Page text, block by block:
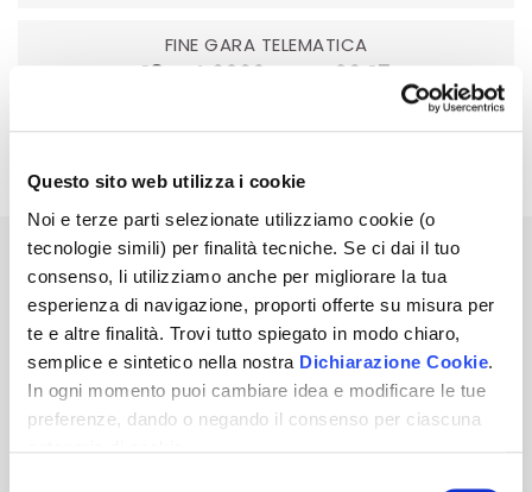
Questo sito web utilizza i cookie
Noi e terze parti selezionate utilizziamo cookie (o
tecnologie simili) per finalità tecniche. Se ci dai il tuo
consenso, li utilizziamo anche per migliorare la tua
esperienza di navigazione, proporti offerte su misura per
te e altre finalità. Trovi tutto spiegato in modo chiaro,
semplice e sintetico nella nostra Dichiarazione Cookie.
In ogni momento puoi cambiare idea e modificare le tue
preferenze, dando o negando il consenso per ciascuna
FINE GARA TELEMATICA
18 set 2026 - ore 09:15
Sei interessato a questo annuncio?
PRENOTA UNA VISITA
ATTIVA NOTIFICHE PER QUESTA ASTA